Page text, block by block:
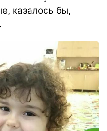
казалось бы,